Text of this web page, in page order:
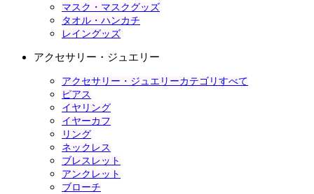
マスク・マスクグッズ
タオル・ハンカチ
レイングッズ
アクセサリー・ジュエリー
アクセサリー・ジュエリーカテゴリすべて
ピアス
イヤリング
イヤーカフ
リング
ネックレス
ブレスレット
アンクレット
ブローチ